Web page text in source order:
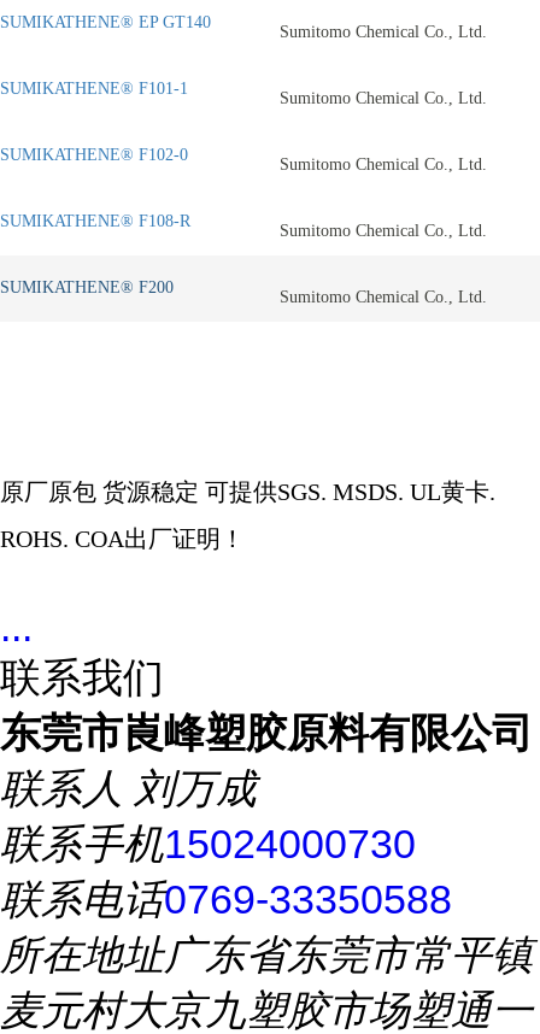
SUMIKATHENE® EP GT140
Sumitomo Chemical Co., Ltd.
SUMIKATHENE® F101-1
Sumitomo Chemical Co., Ltd.
SUMIKATHENE® F102-0
Sumitomo Chemical Co., Ltd.
SUMIKATHENE® F108-R
Sumitomo Chemical Co., Ltd.
SUMIKATHENE® F200
Sumitomo Chemical Co., Ltd.
原厂原包 货源稳定 可提供SGS. MSDS. UL黄卡.
ROHS. COA出厂证明！
...
联系我们
东莞市崀峰塑胶原料有限公司
联系人 刘万成
联系手机15024000730
联系电话0769-33350588
所在地址广东省东莞市常平镇
麦元村大京九塑胶市场塑通一